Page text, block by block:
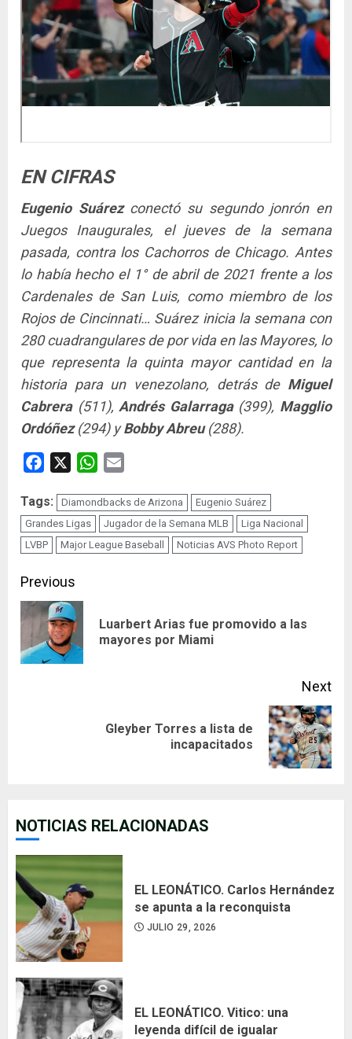
EN CIFRAS
Eugenio Suárezconectó su segundo jonrón en
Juegos Inaugurales, el jueves de la semana
pasada, contra los Cachorros de Chicago. Antes
lo había hecho el 1° de abril de 2021 frente a los
Cardenales de San Luis, como miembro de los
Rojos de Cincinnati… Suárez inicia la semana con
280 cuadrangulares de por vida en las Mayores, lo
que representa la quinta mayor cantidad en la
historia para un venezolano, detrás de Miguel
Cabrera(511),Andrés Galarraga(399), Magglio
Ordóñez(294) yBobby Abreu(288).
Facebook WhatsApp
Tags: Diamondbacks de Arizona
Eugenio Suárez
Grandes Ligas
Jugador de la Semana MLB
Liga Nacional
LVBP
Major League Baseball Noticias AVS Photo Report
Continue
Reading
Previous
Luarbert Arias fue promovido a las
mayores por Miami
Next
Gleyber Torres a lista de
incapacitados
NOTICIAS RELACIONADAS
EL LEONÁTICO. Carlos Hernández
se apunta a la reconquista
JULIO 29, 2026
EL LEONÁTICO. Vitico: una
leyenda difícil de igualar